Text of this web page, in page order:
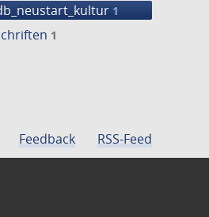
1
1
Feedback RSS-Feed